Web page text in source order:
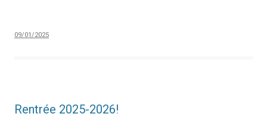
09/01/2025
Rentrée 2025-2026!